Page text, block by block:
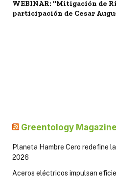
WEBINAR: "Mitigación de
participación de Cesar
Greentology Magazine
Planeta Hambre Cero redefine
2026
Aceros eléctricos impulsan